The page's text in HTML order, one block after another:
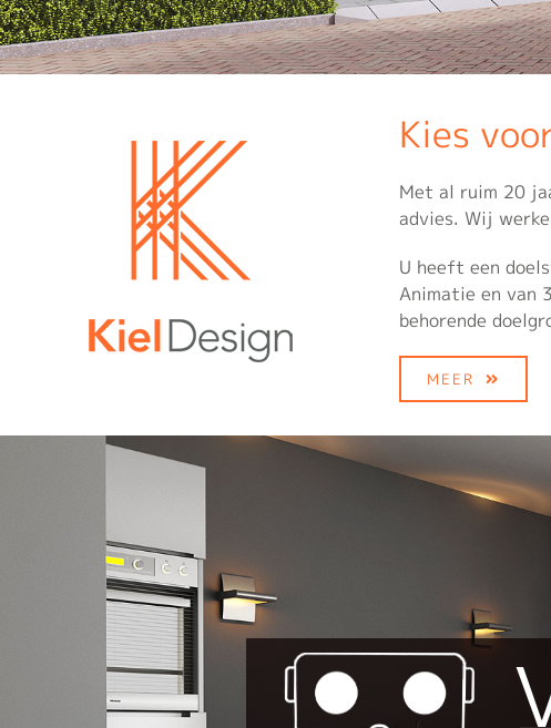
Kies
Met al ruim 20
advies. Wij
U heeft een
Animatie en van
behorende
MEER